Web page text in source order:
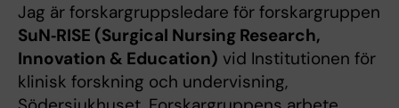
Jag är forskargruppsledare för forskargruppen
SuN‑RISE (Surgical Nursing Research,
Innovation & Education) vid Institutionen för
klinisk forskning och undervisning,